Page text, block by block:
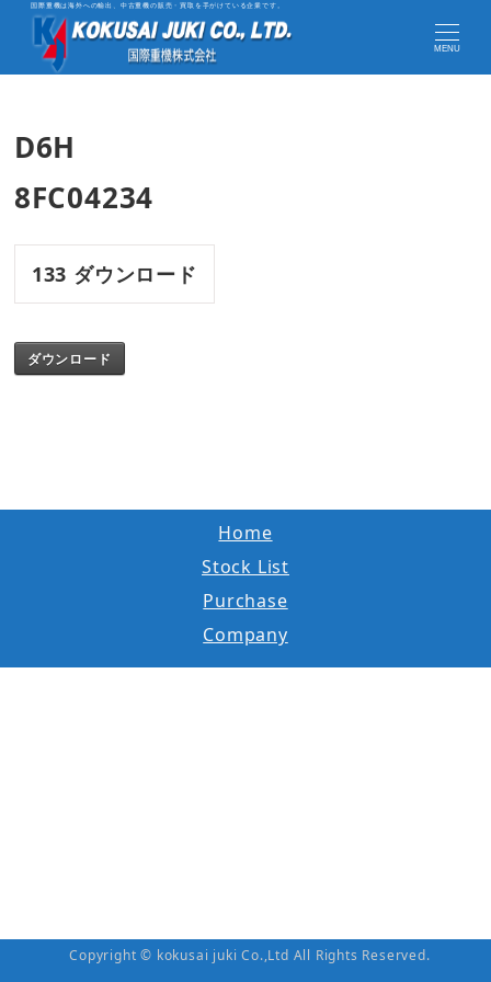
国際重機は海外への輸出、中古重機の販売・買取を手がけている企業です。
MENU
D6H
8FC04234
133 ダウンロード
ダウンロード
Home
Stock List
Purchase
Company
Copyright © kokusai juki Co.,Ltd All Rights Reserved.